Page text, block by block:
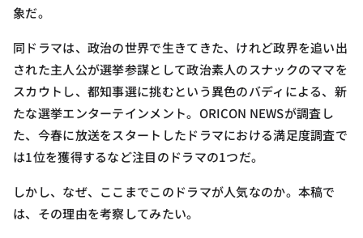
象だ。
同ドラマは、政治の世界で生きてきた、けれど政界を追い出
された主人公が選挙参謀として政治素人のスナックのママを
スカウトし、都知事選に挑むという異色のバディによる、新
たな選挙エンターテインメント。ORICON NEWSが調査し
た、今春に放送をスタートしたドラマにおける満足度調査で
は1位を獲得するなど注目のドラマの1つだ。
しかし、なぜ、ここまでこのドラマが人気なのか。本稿で
は、その理由を考察してみたい。